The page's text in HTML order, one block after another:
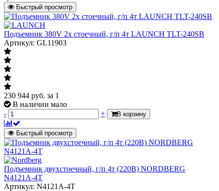
Быстрый просмотр
Подъемник 380V 2х стоечный, г/п 4т LAUNCH TLT-240SB
Артикул: GL11903
230 944 руб. за 1
В наличии мало
-
+ В корзину
Быстрый просмотр
Подъемник двухстоечный, г/п 4т (220В) NORDBERG
N4121A-4T
Артикул: N4121A-4T